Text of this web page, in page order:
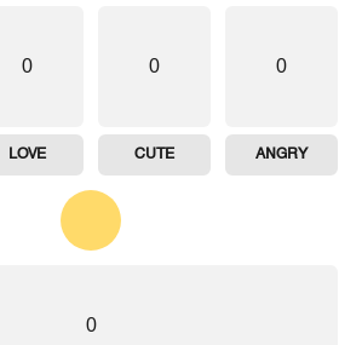
0
ANGRY
0
CUTE
0
LOVE
0